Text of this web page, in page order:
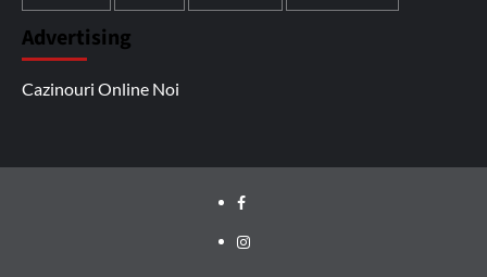
Advertising
Cazinouri Online Noi
Facebook
Instagram